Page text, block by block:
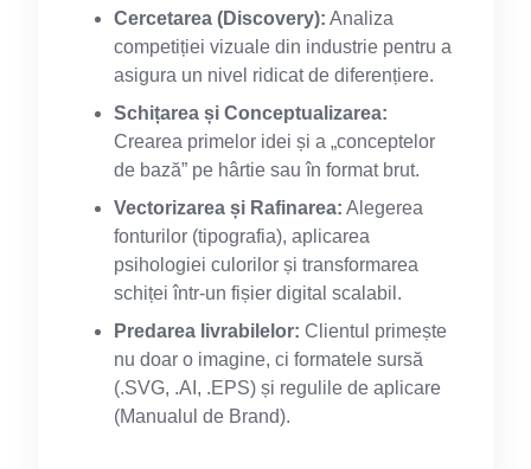
Cercetarea (Discovery): Analiza
competiției vizuale din industrie pentru a
asigura un nivel ridicat de diferențiere.
Schițarea și Conceptualizarea:
Crearea primelor idei și a „conceptelor
de bază” pe hârtie sau în format brut.
Vectorizarea și Rafinarea: Alegerea
fonturilor (tipografia), aplicarea
psihologiei culorilor și transformarea
schiței într-un fișier digital scalabil.
Predarea livrabilelor: Clientul primește
nu doar o imagine, ci formatele sursă
(.SVG, .AI, .EPS) și regulile de aplicare
(Manualul de Brand).